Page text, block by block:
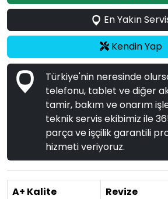
En Yakın
Kendin Yap
Türkiye'nin neresinde
telefonu, tablet ve diğer
tamir, bakım ve onarım
teknik servis ekibimiz ile
parça ve işçilik garantili
hizmeti veriyoruz.
A+ Kalite Revize